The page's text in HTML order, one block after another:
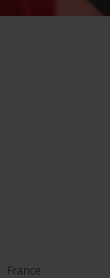
France